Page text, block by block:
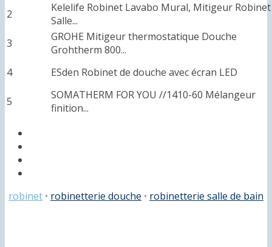
2
Kelelife Robinet Lavabo Mural, Mitigeur Robinet
Salle...
3
GROHE Mitigeur thermostatique Douche
Grohtherm 800...
4
ESden Robinet de douche avec écran LED
5
SOMATHERM FOR YOU //1410-60 Mélangeur
finition...
robinet • robinetterie douche • robinetterie salle de bain